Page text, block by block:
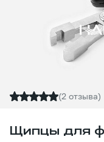
(2 отзыва)
Щипцы для